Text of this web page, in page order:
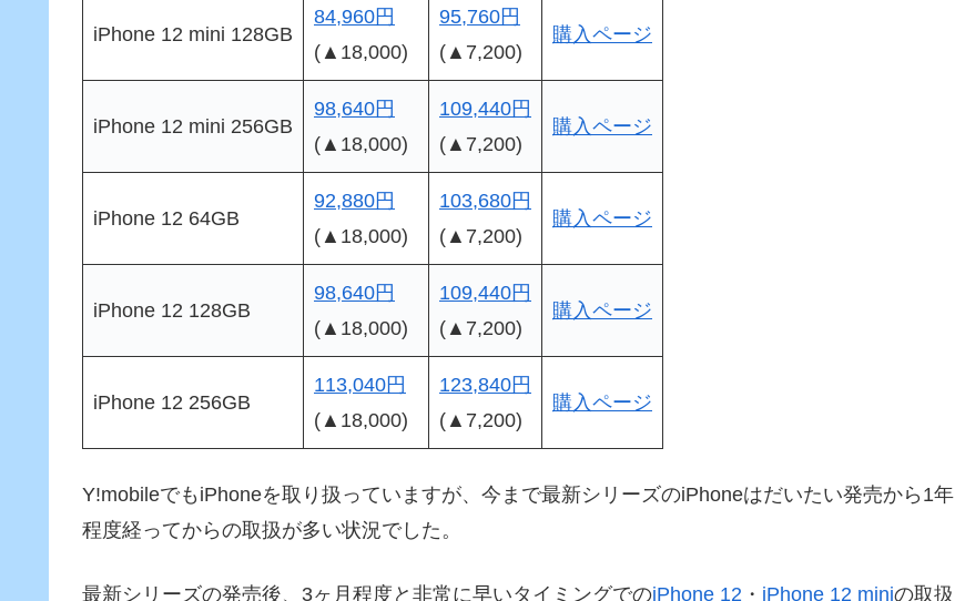
iPhone 12 mini 128GB
84,960円
(▲18,000)
95,760円
(▲7,200)
購入ページ
iPhone 12 mini 256GB
98,640円
(▲18,000)
109,440円
(▲7,200)
購入ページ
iPhone 12 64GB
92,880円
(▲18,000)
103,680円
(▲7,200)
購入ページ
iPhone 12 128GB
98,640円
(▲18,000)
109,440円
(▲7,200)
購入ページ
iPhone 12 256GB
113,040円
(▲18,000)
123,840円
(▲7,200)
購入ページ
Y!mobileでもiPhoneを取り扱っていますが、今まで最新シリーズのiPhoneはだいたい発売から1年
程度経ってからの取扱が多い状況でした。
最新シリーズの発売後、3ヶ月程度と非常に早いタイミングでのiPhone 12 ・ iPhone 12 miniの取扱